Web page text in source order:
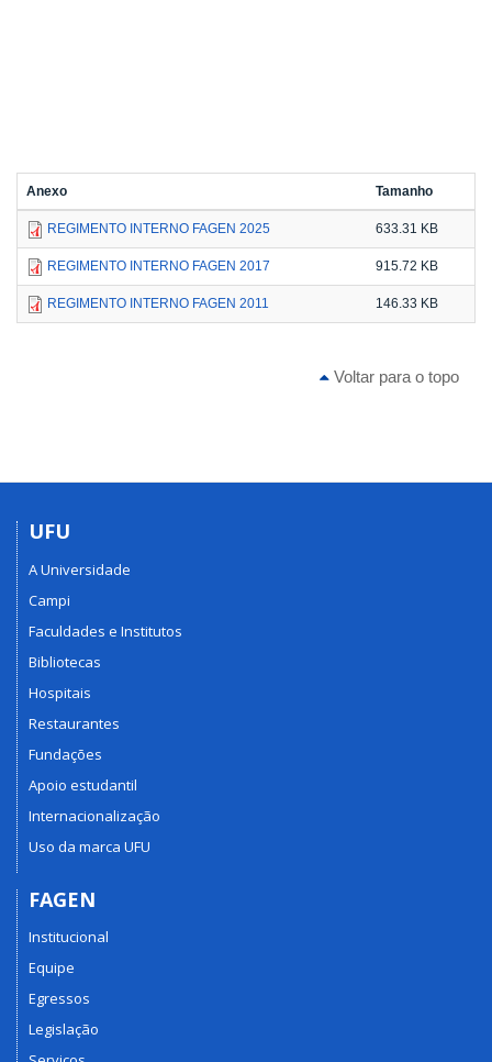
Anexo Tamanho
REGIMENTO INTERNO FAGEN 2025 633.31 KB
REGIMENTO INTERNO FAGEN 2017 915.72 KB
REGIMENTO INTERNO FAGEN 2011 146.33 KB
Voltar para o topo
UFU
A Universidade
Campi
Faculdades e Institutos
Bibliotecas
Hospitais
Restaurantes
Fundações
Apoio estudantil
Internacionalização
Uso da marca UFU
FAGEN
Institucional
Equipe
Egressos
Legislação